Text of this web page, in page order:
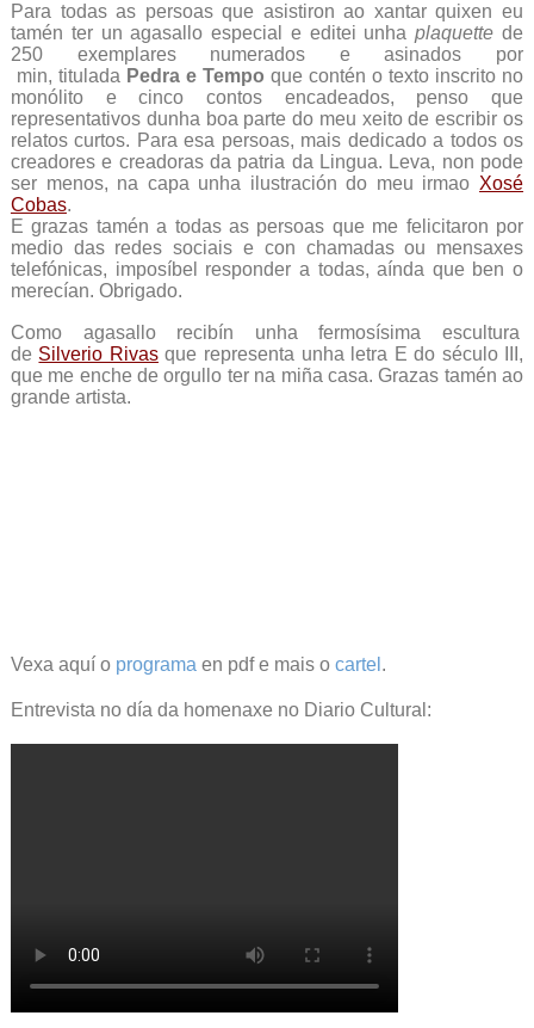
Para todas as persoas que asistiron ao xantar quixen eu
tamén ter un agasallo especial e editei unhaplaquettede
250 exemplares numerados e asinados por
min, titulada Pedra e Tempoque contén o texto inscrito no
monólito e cinco contos encadeados, penso que
representativos dunha boa parte do meu xeito de escribir os
relatos curtos. Para esa persoas, mais dedicado a todos os
creadores e creadoras da patria da Lingua. Leva, non pode
ser menos, na capa unha ilustración do meu irmao Xosé
Cobas.
E grazas tamén a todas as persoas que me felicitaron por
medio das redes sociais e con chamadas ou mensaxes
telefónicas, imposíbel responder a todas, aínda que ben o
merecían. Obrigado.
Como agasallo recibín unha fermosísima escultura
de Silverio Rivasque representa unha letra E do século III,
que me enche de orgullo ter na miña casa. Grazas tamén ao
grande artista.
Vexa aquí o programa en pdf e mais o cartel.
Entrevista no día da homenaxe no Diario Cultural: